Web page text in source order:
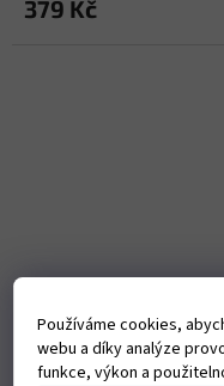
Používáme cookies,
webu a díky analýze
funkce, výkon a
379 Kč